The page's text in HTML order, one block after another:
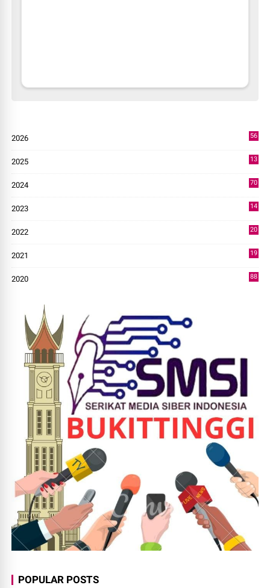
2026
56
2025
13
2024
70
2023
14
2022
20
2021
19
2020
88
POPULAR POSTS